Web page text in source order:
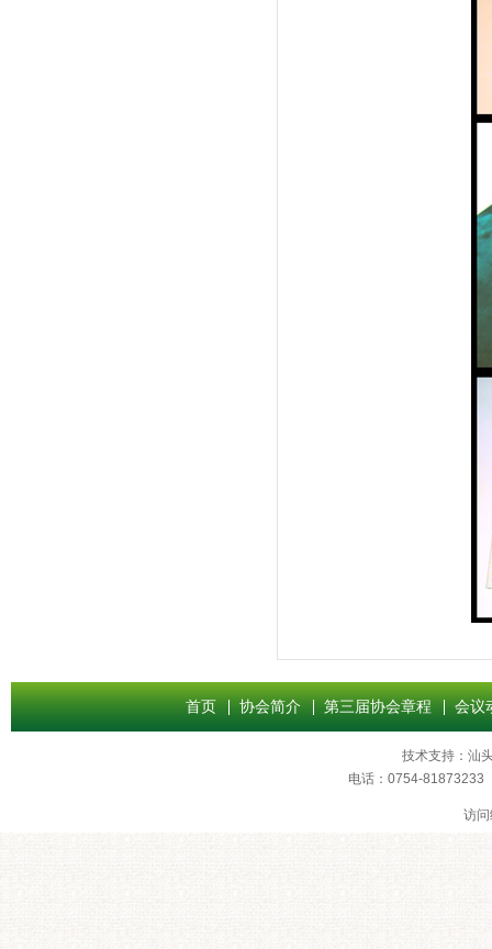
首页 协会简介 第三届协会章程 会议
技术支持： 汕
电话：0754-81873233
访